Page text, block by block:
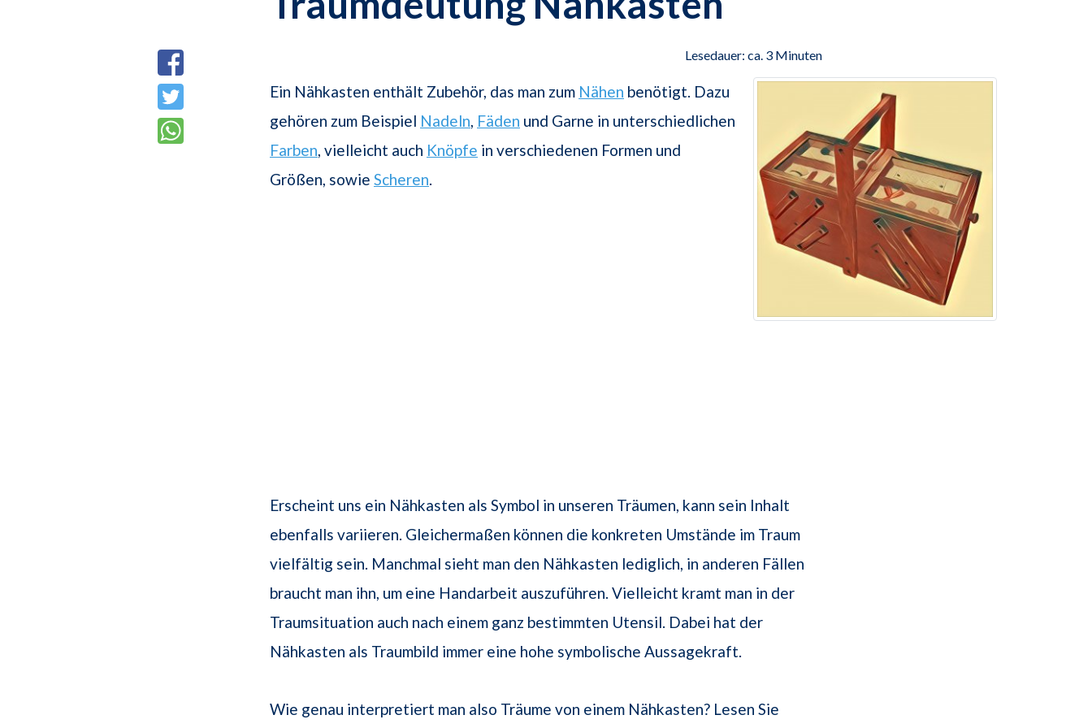
Lesedauer: ca. 3 Minuten
Ein Nähkasten enthält Zubehör, das man zum Nähen benötigt. Dazu
gehören zum Beispiel Nadeln, Fäden und Garne in unterschiedlichen
Farben, vielleicht auch Knöpfe in verschiedenen Formen und
Größen, sowie Scheren.
Erscheint uns ein Nähkasten als Symbol in unseren Träumen, kann sein Inhalt
ebenfalls variieren. Gleichermaßen können die konkreten Umstände im Traum
vielfältig sein. Manchmal sieht man den Nähkasten lediglich, in anderen Fällen
braucht man ihn, um eine Handarbeit auszuführen. Vielleicht kramt man in der
Traumsituation auch nach einem ganz bestimmten Utensil. Dabei hat der
Nähkasten als Traumbild immer eine hohe symbolische Aussagekraft.
Wie genau interpretiert man also Träume von einem Nähkasten? Lesen Sie